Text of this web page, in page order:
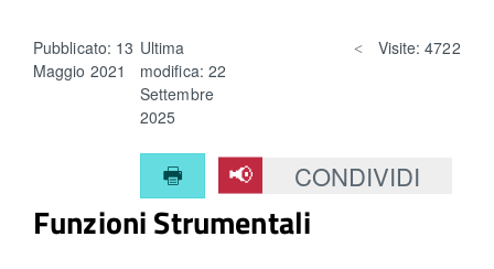
Pubblicato: 13
Maggio 2021
Ultima
modifica: 22
Settembre
2025
Visite: 4722
CONDIVIDI
Funzioni Strumentali